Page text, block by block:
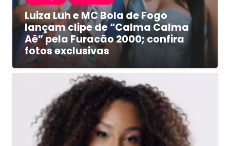
Luiza Luh e MC Bola de Fogo
lançam clipe de “Calma Calma
Aê” pela Furacão 2000; confira
fotos exclusivas